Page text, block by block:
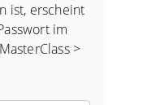
ist, erscheint
im
>